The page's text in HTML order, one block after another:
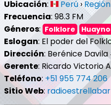
Ubicación: Perú›
Frecuencia: 98.3 FM
Géneros: Folklore
Eslogan: El poder del
Dirección: Berénice
Gerente: Ricardo Victorio
Teléfono: +51 955 774 206
Sitio Web: